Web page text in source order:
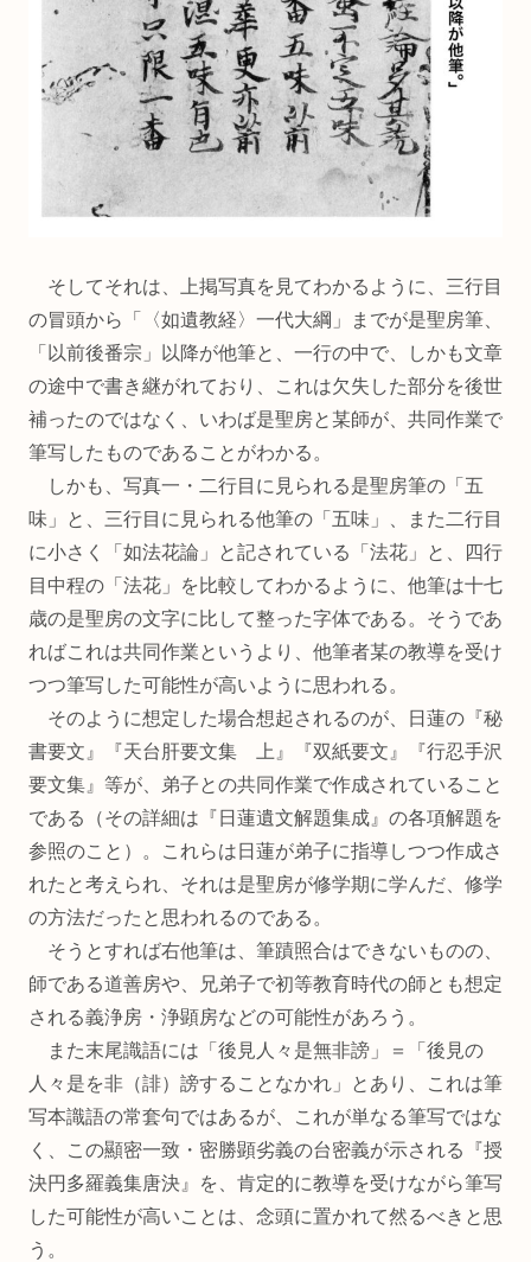
そしてそれは、上掲写真を見てわかるように、三行目
の冒頭から「〈如遺教経〉一代大綱」までが是聖房筆、
「以前後番宗」以降が他筆と、一行の中で、しかも文章
の途中で書き継がれており、これは欠失した部分を後世
補ったのではなく、いわば是聖房と某師が、共同作業で
筆写したものであることがわかる。
しかも、写真一・二行目に見られる是聖房筆の「五
味」と、三行目に見られる他筆の「五味」、また二行目
に小さく「如法花論」と記されている「法花」と、四行
目中程の「法花」を比較してわかるように、他筆は十七
歳の是聖房の文字に比して整った字体である。そうであ
ればこれは共同作業というより、他筆者某の教導を受け
つつ筆写した可能性が高いように思われる。
そのように想定した場合想起されるのが、日蓮の『秘
書要文』『天台肝要文集 上』『双紙要文』『行忍手沢
要文集』等が、弟子との共同作業で作成されていること
である（その詳細は『日蓮遺文解題集成』の各項解題を
参照のこと）。これらは日蓮が弟子に指導しつつ作成さ
れたと考えられ、それは是聖房が修学期に学んだ、修学
の方法だったと思われるのである。
そうとすれば右他筆は、筆蹟照合はできないものの、
師である道善房や、兄弟子で初等教育時代の師とも想定
される義浄房・浄顕房などの可能性があろう。
また末尾識語には「後見人々是無非謗」＝「後見の
人々是を非（誹）謗することなかれ」とあり、これは筆
写本識語の常套句ではあるが、これが単なる筆写ではな
く、この顯密一致・密勝顕劣義の台密義が示される『授
決円多羅義集唐決』を、肯定的に教導を受けながら筆写
した可能性が高いことは、念頭に置かれて然るべきと思
う。